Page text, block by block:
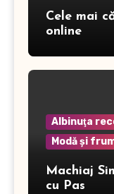
Cele mai
online
Albinuţa
Modă şi
Machiaj
cu Pas